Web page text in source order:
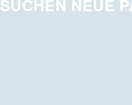
NEUE